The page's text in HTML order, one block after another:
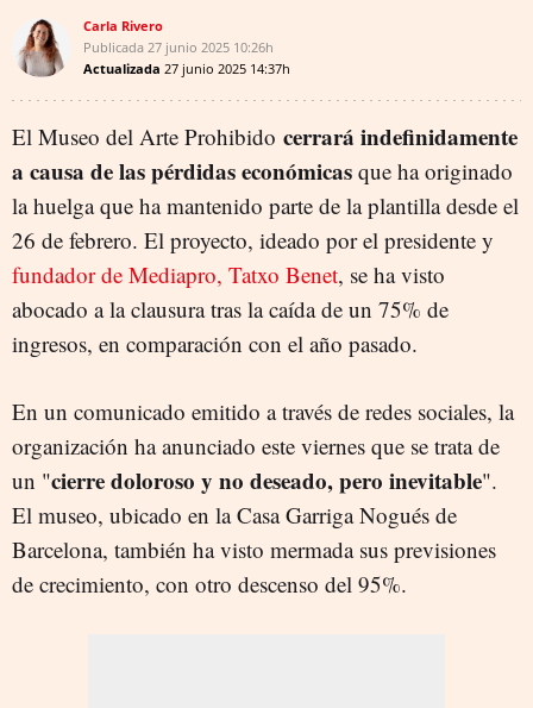
Carla Rivero
Publicada 27 junio 2025 10:26h
Actualizada 27 junio 2025 14:37h
El Museo del Arte Prohibido cerrará indefinidamente
a causa de las pérdidas económicas que ha originado
la huelga que ha mantenido parte de la plantilla desde el
26 de febrero. El proyecto, ideado por el presidente y
fundador de Mediapro, Tatxo Benet, se ha visto
abocado a la clausura tras la caída de un 75% de
ingresos, en comparación con el año pasado.
En un comunicado emitido a través de redes sociales, la
organización ha anunciado este viernes que se trata de
un "cierre doloroso y no deseado, pero inevitable".
El museo, ubicado en la Casa Garriga Nogués de
Barcelona, también ha visto mermada sus previsiones
de crecimiento, con otro descenso del 95%.